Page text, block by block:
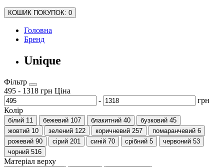
КОШИК ПОКУПОК: 0
Головна
Бренд
Unique
Фільтр
495 - 1318 грн Ціна
-
грн
Колір
білий 11 бежевий 107 блакитний 40 бузковий 45
жовтий 10 зелений 122 коричневий 257 помаранчевий 6
рожевий 90 сірий 201 синій 70 срібний 5 червоний 53
чорний 516
Матеріал верху